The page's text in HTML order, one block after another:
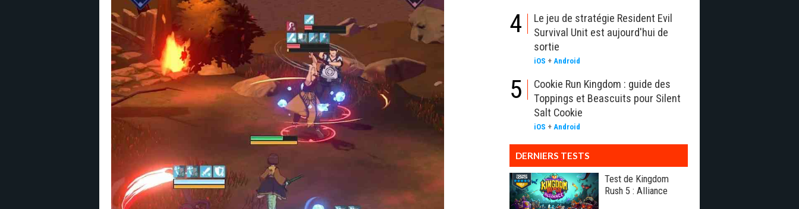
4
Le jeu de stratégie Resident Evil
Survival Unit est aujourd'hui de
sortie
iOS + Android
5
Cookie Run Kingdom : guide des
Toppings et Beascuits pour Silent
Salt Cookie
iOS + Android
DERNIERS TESTS
Test de Kingdom
Rush 5 : Alliance